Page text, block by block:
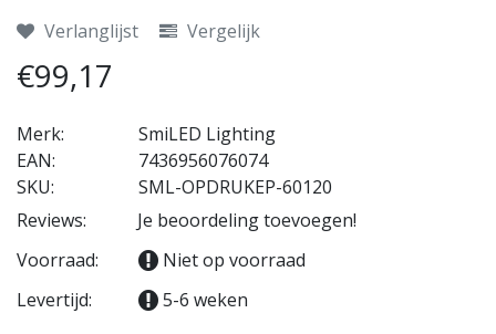
Verlanglijst
Vergelijk
€99,17
Merk:
SmiLED Lighting
EAN:
7436956076074
SKU:
SML-OPDRUKEP-60120
Reviews:
Je beoordeling toevoegen!
Voorraad:
Niet op voorraad
Levertijd:
5-6 weken